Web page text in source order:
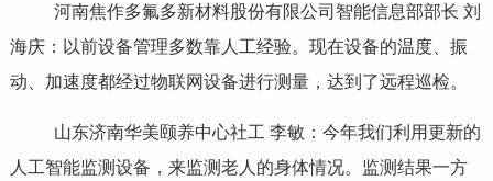
河南焦作多氟多新材料股份有限公司智能信息部部长 刘
海庆：以前设备管理多数靠人工经验。现在设备的温度、振
动、加速度都经过物联网设备进行测量，达到了远程巡检。
山东济南华美颐养中心社工 李敏：今年我们利用更新的
人工智能监测设备，来监测老人的身体情况。监测结果一方